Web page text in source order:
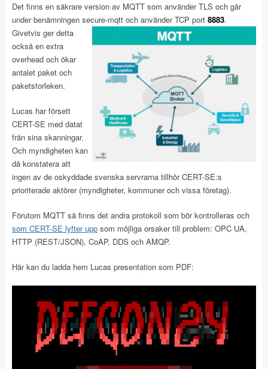
Det finns en säkrare version av MQTT som använder TLS och går
under benämningen secure-mqtt och använder TCP port 8883.
Givetvis ger detta
också en extra
overhead och ökar
antalet paket och
paketstorleken.
Lucas har försett
CERT-SE med datat
från sina skanningar.
Och myndigheten kan
då konstatera att
ingen av de oskyddade svenska servrarna tillhör CERT-SE:s
prioriterade aktörer (myndigheter, kommuner och vissa företag).
Förutom MQTT så finns det andra protokoll som bör kontrolleras och
som CERT-SE lyfter upp som möjliga orsaker till problem: OPC UA,
HTTP (REST/JSON), CoAP, DDS och AMQP.
Här kan du ladda hem Lucas presentation som PDF: